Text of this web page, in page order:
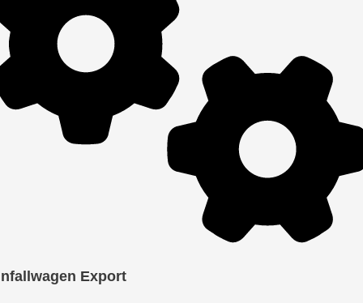
Export